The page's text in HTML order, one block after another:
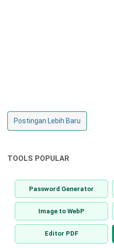
Postingan Lebih Baru
TOOLS POPULAR
Password Generator
Image to WebP
Editor PDF